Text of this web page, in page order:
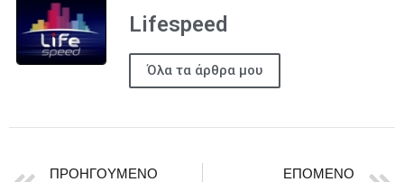
Lifespeed
Όλα τα άρθρα μου
ΠΡΟΗΓΟΎΜΕΝΟ
ΕΠΌΜΕΝΟ